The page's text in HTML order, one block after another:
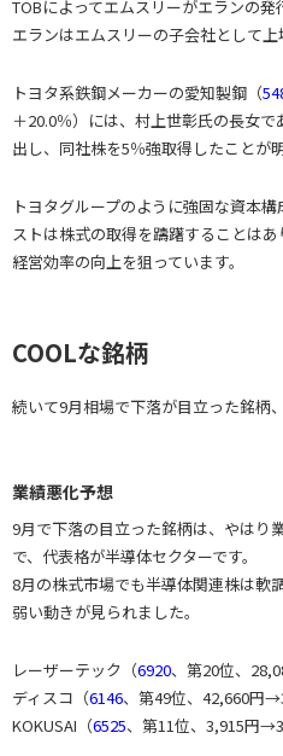
TOBによってエムスリーがエランの発
エランはエムスリーの子会社として上
トヨタ系鉄鋼メーカーの愛知製鋼（
＋20.0％）には、村上世彰氏の長女
出し、同社株を5％強取得したことが
トヨタグループのように強固な資本
ストは株式の取得を躊躇することはあ
経営効率の向上を狙っています。
COOLな銘柄
続いて9月相場で下落が目立った銘柄
業績悪化予想
9月で下落の目立った銘柄は、やはり
で、代表格が半導体セクターです。
8月の株式市場でも半導体関連株は軟
弱い動きが見られました。
レーザーテック（6920、第20位、
ディスコ（6146、第49位、42,660円
KOKUSAI（6525、第11位、3,915円